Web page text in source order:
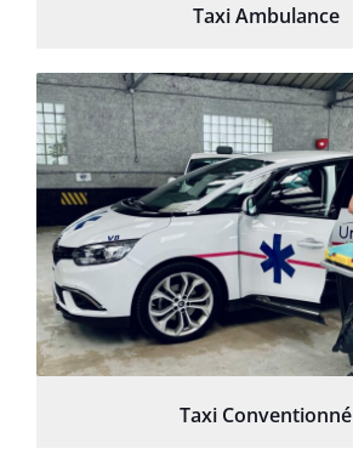
Taxi Ambulance
Taxi Conventionné